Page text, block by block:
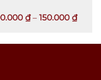
₫ – 150.000 ₫
giá:
đến